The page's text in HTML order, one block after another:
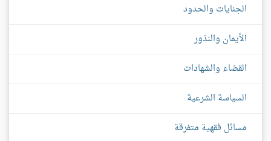
الجنايات والحدود
الأيمان والنذور
القضاء والشهادات
السياسة الشرعية
مسائل فقهية متفرقة